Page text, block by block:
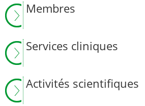
Membres
Services cliniques
Activités scientifiques